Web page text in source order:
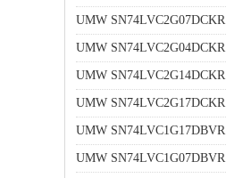
UMW SN74LVC2G07DCKR
UMW SN74LVC2G04DCKR
UMW SN74LVC2G14DCKR
UMW SN74LVC2G17DCKR
UMW SN74LVC1G17DBVR
UMW SN74LVC1G07DBVR